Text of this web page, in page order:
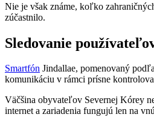
Nie je však známe, koľko
zúčastnilo.
Sledovanie
Smartfón Jindallae, pomenovaný
komunikáciu v rámci prísne
Väčšina obyvateľov Severnej Kórey
internet a zariadenia fungujú len na